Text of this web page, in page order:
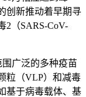
创新推动着早期寻
2（SARS-CoV-
广泛的多种疫苗
粒（VLP）和减毒
基于病毒载体、基